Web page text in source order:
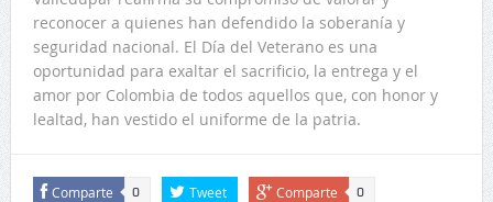
reconocer a quienes han defendido la soberanía y
seguridad nacional. El Día del Veterano es una
oportunidad para exaltar el sacrificio, la entrega y el
amor por Colombia de todos aquellos que, con honor y
lealtad, han vestido el uniforme de la patria.
Comparte 0 Tweet Comparte 0